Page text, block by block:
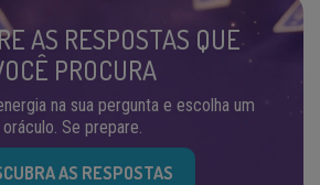
AS RESPOSTAS QUE
PROCURA
na sua pergunta e escolha um
oráculo. Se prepare.
AS RESPOSTAS